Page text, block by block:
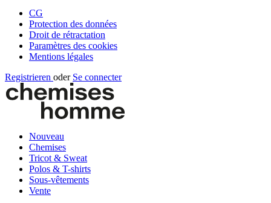
CG
Protection des données
Droit de rétractation
Paramètres des cookies
Mentions légales
Registrieren oder Se connecter
Nouveau
Chemises
Tricot & Sweat
Polos & T-shirts
Sous-vêtements
Vente